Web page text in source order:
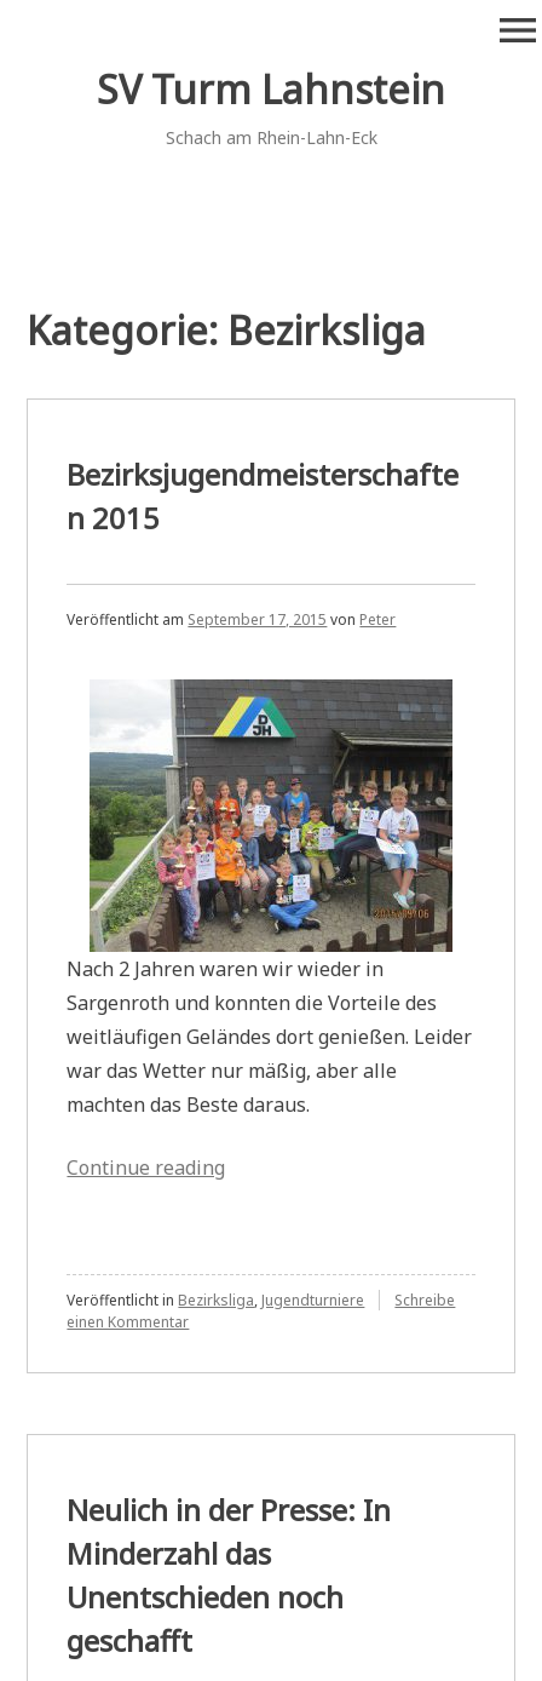
SV Turm Lahnstein
Schach am Rhein-Lahn-Eck
menu
Kategorie: Bezirksliga
Bezirksjugendmeisterschafte
n 2015
Veröffentlicht am September 17, 2015 von Peter
Nach 2 Jahren waren wir wieder in
Sargenroth und konnten die Vorteile des
weitläufigen Geländes dort genießen. Leider
war das Wetter nur mäßig, aber alle
machten das Beste daraus.
Continue reading
Veröffentlicht in Bezirksliga, Jugendturniere
Schreibe
einen Kommentarzu
Neulich in der Presse: In
Minderzahl das
Unentschieden noch
geschafft